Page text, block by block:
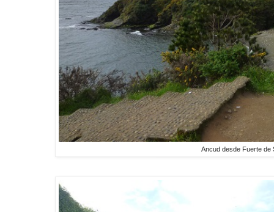
Ancud desde Fuerte de